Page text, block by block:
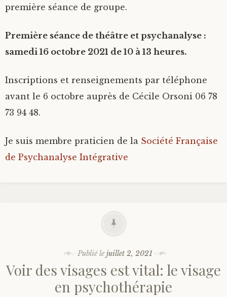
première séance de groupe.
Première séance de théâtre et psychanalyse :
samedi 16 octobre 2021 de 10 à 13 heures.
Inscriptions et renseignements par téléphone
avant le 6 octobre auprès de Cécile Orsoni 06 78
73 94 48.
Je suis membre praticien de la Société Française
de Psychanalyse Intégrative
Publié lejuillet 2, 2021
Voir des visages est vital: le visage
en psychothérapie